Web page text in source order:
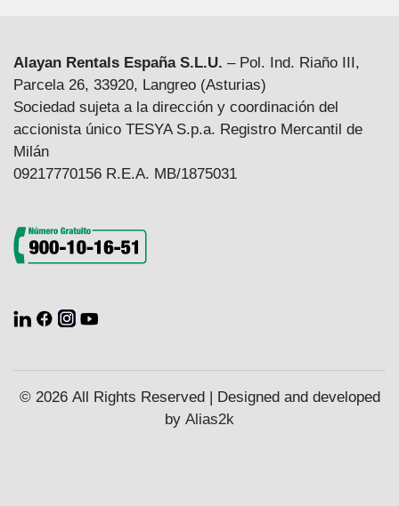
Alayan Rentals España S.L.U. – Pol. Ind. Riaño III,
Parcela 26, 33920, Langreo (Asturias)
Sociedad sujeta a la dirección y coordinación del
accionista único TESYA S.p.a. Registro Mercantil de
Milán
09217770156 R.E.A. MB/1875031
© 2026 All Rights Reserved | Designed and developed
by Alias2k